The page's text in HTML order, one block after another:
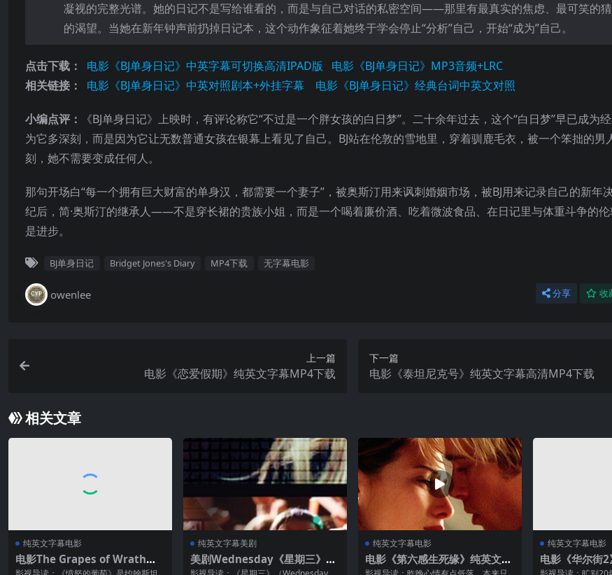
凝视的完整光谱。她的日记不是写给谁看的，而是与自己对话的私密空间——那里有最真实的焦虑、最可笑的
的渴望。当她在新年钟声前扔掉日记本，这个动作象征着她终于学会停止“分析”自己，开始“成为”自己。
点击下载： 电影《BJ单身日记》中英字幕可切换高清IPAD版
电影《BJ单身日记》MP3音频+LRC
相关链接：
电影《BJ单身日记》中英对照剧本+外挂字幕 电影《BJ单身日记》经典台词中英文对照
小编点评：
《BJ单身日记》上映时，有评论称它“不过是一个胖女孩的白日梦”。二十余年过去，这个“白日梦”早已成
为它多深刻，而是因为它让无数普通女孩在银幕上看见了自己。BJ站在伦敦的雪地里，穿着驯鹿毛衣，被一个笨拙的男
刻，她不需要变成任何人。
那句开场白“每一个拥有巨大财富的单身汉，都需要一个妻子”，被奥斯汀用来讽刺婚姻市场，被BJ用来记录自己的新年
纪后，简·奥斯汀的继承人——不是穿长裙的贵族小姐，而是一个喝着廉价酒、吃着微波食品、在日记里与体重斗争的
是进步。
BJ单身日记 Bridget Jones's Diary MP4下载 无字幕电影
owenlee 分享 收
上一篇
电影《恋爱假期》纯英文字幕MP4下载
下一篇
电影《泰坦尼克号》纯英文字幕高清MP4下载
相关文章
纯英文字幕电影
电影The Grapes of Wrath
《愤怒的葡萄》纯英文字幕MP4
纯英文字幕美剧
美剧Wednesday《星期三》纯
英文字幕MP4下载
纯英文字幕电影
电影《第六感生死缘》纯英文字
幕MP4下载
纯英文字幕电影
电影《华尔街
清MP4下载